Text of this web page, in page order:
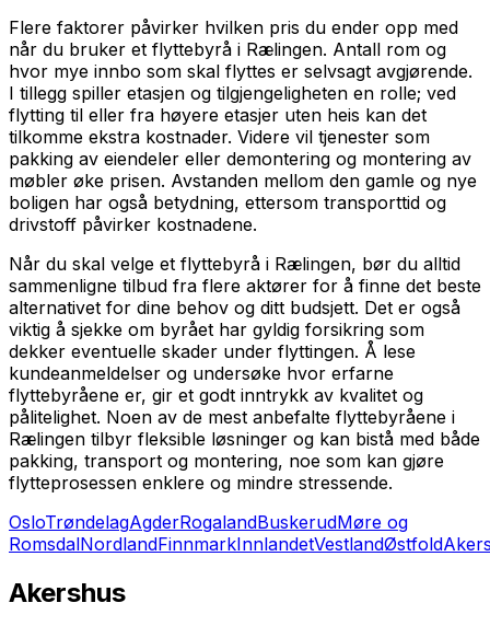
Flere faktorer påvirker hvilken pris du ender opp med
når du bruker et flyttebyrå i Rælingen. Antall rom og
hvor mye innbo som skal flyttes er selvsagt avgjørende.
I tillegg spiller etasjen og tilgjengeligheten en rolle; ved
flytting til eller fra høyere etasjer uten heis kan det
tilkomme ekstra kostnader. Videre vil tjenester som
pakking av eiendeler eller demontering og montering av
møbler øke prisen. Avstanden mellom den gamle og nye
boligen har også betydning, ettersom transporttid og
drivstoff påvirker kostnadene.
Når du skal velge et flyttebyrå i Rælingen, bør du alltid
sammenligne tilbud fra flere aktører for å finne det beste
alternativet for dine behov og ditt budsjett. Det er også
viktig å sjekke om byrået har gyldig forsikring som
dekker eventuelle skader under flyttingen. Å lese
kundeanmeldelser og undersøke hvor erfarne
flyttebyråene er, gir et godt inntrykk av kvalitet og
pålitelighet. Noen av de mest anbefalte flyttebyråene i
Rælingen tilbyr fleksible løsninger og kan bistå med både
pakking, transport og montering, noe som kan gjøre
flytteprosessen enklere og mindre stressende.
OsloTrøndelagAgderRogalandBuskerudMøre og
RomsdalNordlandFinnmarkInnlandetVestlandØstfold
Akershus